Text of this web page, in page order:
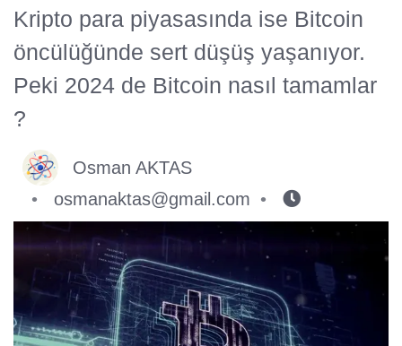
Kripto para piyasasında ise Bitcoin
öncülüğünde sert düşüş yaşanıyor.
Peki 2024 de Bitcoin nasıl tamamlar
?
Osman AKTAS
osmanaktas@gmail.com